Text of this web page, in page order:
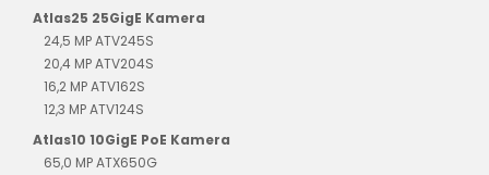
Atlas25 25GigE Kamera
24,5 MP ATV245S
20,4 MP ATV204S
16,2 MP ATV162S
12,3 MP ATV124S
Atlas10 10GigE PoE Kamera
65,0 MP ATX650G